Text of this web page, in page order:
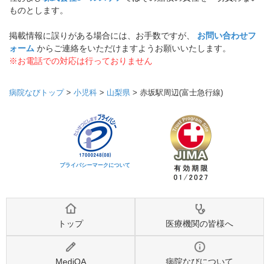
ものとします。
掲載情報に誤りがある場合には、お手数ですが、 お問い合わせフ
ォーム からご連絡をいただけますようお願いいたします。
※お電話での対応は行っておりません
病院なびトップ> 小児科 > 山梨県 > 赤坂駅周辺(富士急行線)
プライバシーマークについて
トップ 医療機関の皆様へ
MediQA 病院なびについて